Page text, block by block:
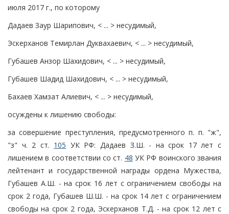
июля 2017 г., по которому
Дадаев Заур Шарипович, < ... > несудимый,
Эскерханов Темирлан Дуквахаевич, < ... > несудимый,
Губашев Анзор Шахидович, < ... > несудимый,
Губашев Шадид Шахидович, < ... > несудимый,
Бахаев Хамзат Алиевич, < ... > несудимый,
осуждены к лишению свободы:
за совершение преступления, предусмотренного п. п. "ж",
"з" ч. 2 ст. 105 УК РФ: Дадаев З.Ш. - на срок 17 лет с
лишением в соответствии со ст. 48 УК РФ воинского звания
лейтенант и государственной награды ордена Мужества,
Губашев А.Ш. - на срок 16 лет с ограничением свободы на
срок 2 года, Губашев Ш.Ш. - на срок 14 лет с ограничением
свободы на срок 2 года, Эскерханов Т.Д. - на срок 12 лет с